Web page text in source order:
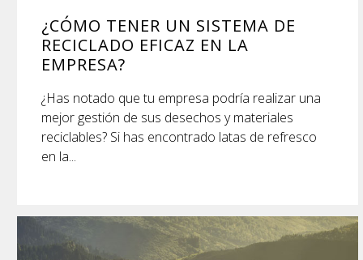
¿CÓMO TENER UN SISTEMA DE
RECICLADO EFICAZ EN LA
EMPRESA?
¿Has notado que tu empresa podría realizar una
mejor gestión de sus desechos y materiales
reciclables? Si has encontrado latas de refresco
en la...